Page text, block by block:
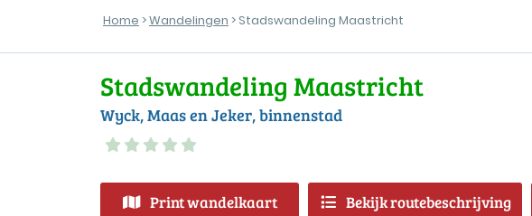
Home >Wandelingen > Stadswandeling Maastricht
Stadswandeling Maastricht
Wyck, Maas en Jeker, binnenstad
Print wandelkaart Bekijk routebeschrijving